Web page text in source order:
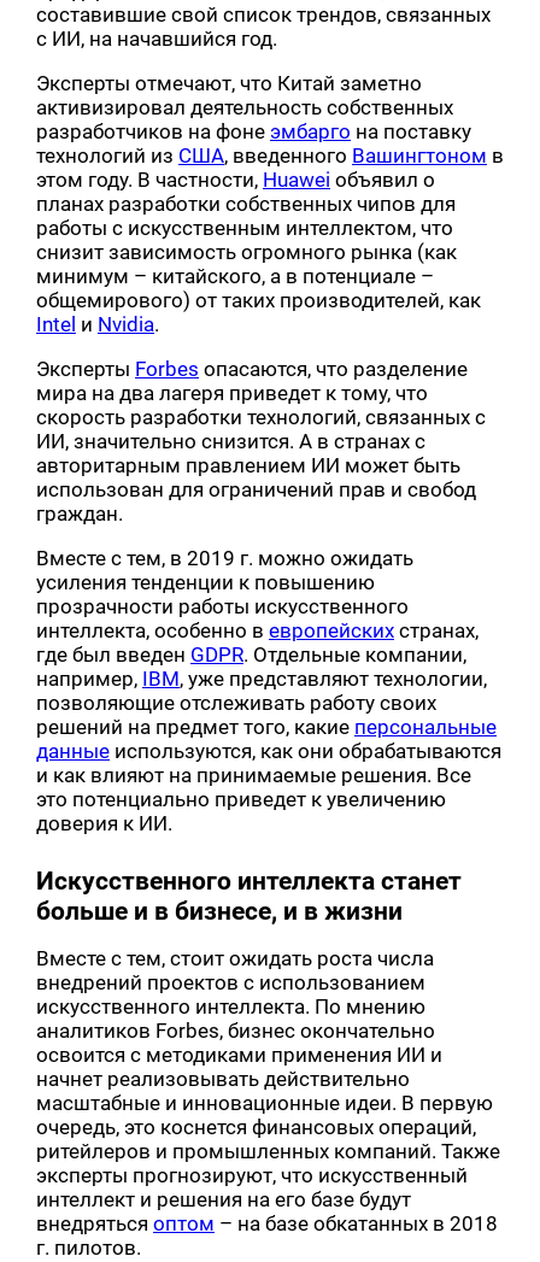
составившие свой список трендов, связанных
с ИИ, на начавшийся год.
Эксперты отмечают, что Китай заметно
активизировал деятельность собственных
разработчиков на фоне эмбарго на поставку
технологий из США, введенного Вашингтоном в
этом году. В частности, Huawei объявил о
планах разработки собственных чипов для
работы с искусственным интеллектом, что
снизит зависимость огромного рынка (как
минимум – китайского, а в потенциале –
общемирового) от таких производителей, как
Intel и Nvidia.
Эксперты Forbes опасаются, что разделение
мира на два лагеря приведет к тому, что
скорость разработки технологий, связанных с
ИИ, значительно снизится. А в странах с
авторитарным правлением ИИ может быть
использован для ограничений прав и свобод
граждан.
Вместе с тем, в 2019 г. можно ожидать
усиления тенденции к повышению
прозрачности работы искусственного
интеллекта, особенно в европейских странах,
где был введен GDPR. Отдельные компании,
например, IBM, уже представляют технологии,
позволяющие отслеживать работу своих
решений на предмет того, какие персональные
данные используются, как они обрабатываются
и как влияют на принимаемые решения. Все
это потенциально приведет к увеличению
доверия к ИИ.
Искусственного интеллекта станет
больше и в бизнесе, и в жизни
Вместе с тем, стоит ожидать роста числа
внедрений проектов с использованием
искусственного интеллекта. По мнению
аналитиков Forbes, бизнес окончательно
освоится с методиками применения ИИ и
начнет реализовывать действительно
масштабные и инновационные идеи. В первую
очередь, это коснется финансовых операций,
ритейлеров и промышленных компаний. Также
эксперты прогнозируют, что искусственный
интеллект и решения на его базе будут
внедряться оптом – на базе обкатанных в 2018
г. пилотов.